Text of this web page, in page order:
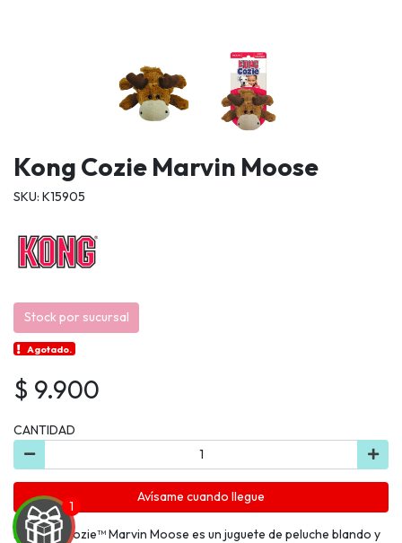
Kong Cozie Marvin Moose
SKU: K15905
Stock por sucursal
Agotado.
$ 9.900
CANTIDAD
Avísame cuando llegue
El KONG Cozie™ Marvin Moose es un juguete de peluche blando y